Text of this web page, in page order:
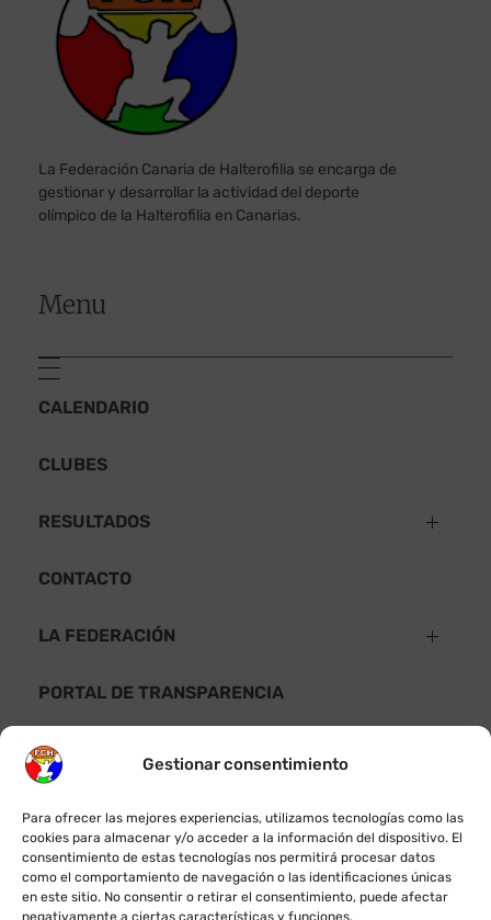
Gestionar consentimiento
Para ofrecer las mejores experiencias, utilizamos tecnologías como las
cookies para almacenar y/o acceder a la información del dispositivo. El
consentimiento de estas tecnologías nos permitirá procesar datos
como el comportamiento de navegación o las identificaciones únicas
en este sitio. No consentir o retirar el consentimiento, puede afectar
negativamente a ciertas características y funciones.
La Federación Canaria de Halterofilia se encarga de
gestionar y desarrollar la actividad del deporte
olímpico de la Halterofilia en Canarias.
Menu
CALENDARIO
CLUBES
RESULTADOS
Resultados 2026
CONTACTO
LA FEDERACIÓN
Estatutos
Protocolo de Protección a la Infancia y Adolescencia
PORTAL DE TRANSPARENCIA
Privacidad
Política de privacidad